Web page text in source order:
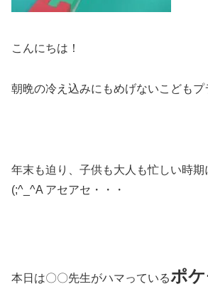
こんにちは！
朝晩の冷え込みにもめげないこどもプ
年末も迫り、子供も大人も忙しい時
(;^_^A アセアセ・・・
本日は〇〇先生がハマっているポ